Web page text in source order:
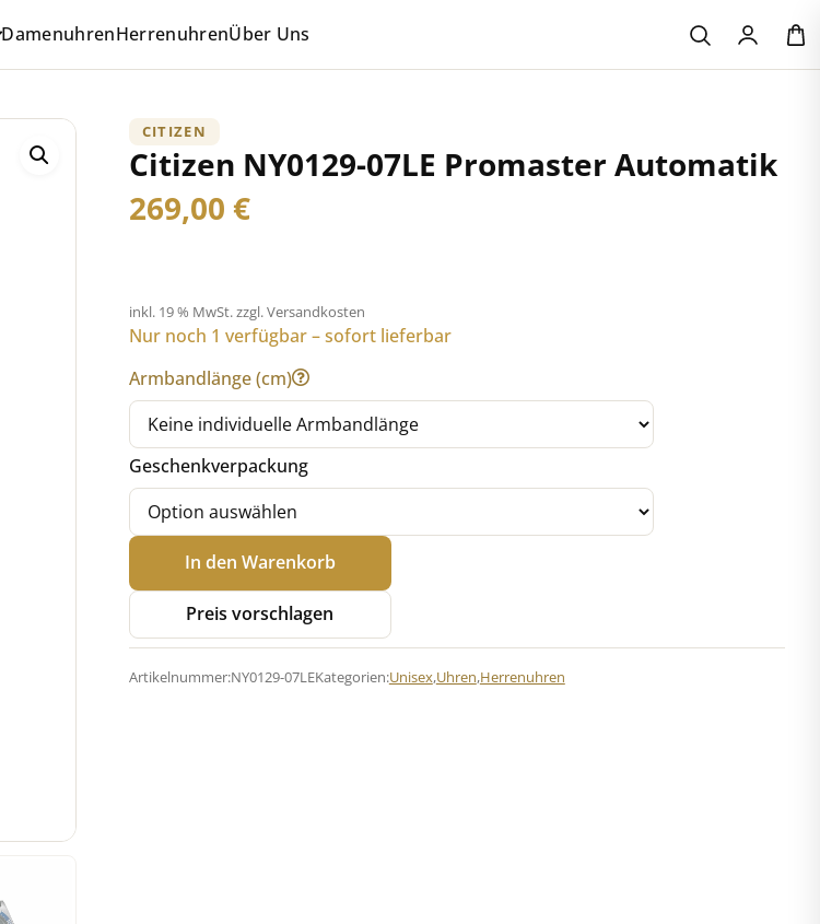
DamenuhrenHerrenuhrenÜber Uns
CITIZEN
Citizen NY0129-07LE Promaster Automatik
269,00 €
inkl. 19 % MwSt.zzgl. Versandkosten
Nur noch 1 verfügbar – sofort lieferbar
Armbandlänge (cm)
Geschenkverpackung
Citizen
NY0129-
07LE
Promaster
Menge
In den Warenkorb
Preis vorschlagen
Artikelnummer:NY0129-07LEKategorien:Unisex,Uhren,Herrenuhren